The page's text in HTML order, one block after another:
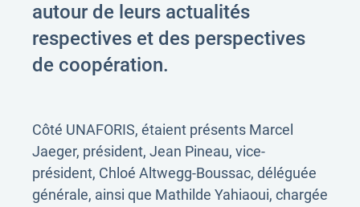
autour de leurs actualités
respectives et des perspectives
de coopération.
Côté UNAFORIS, étaient présents Marcel
Jaeger, président, Jean Pineau, vice-
président, Chloé Altwegg-Boussac, déléguée
générale, ainsi que Mathilde Yahiaoui, chargée